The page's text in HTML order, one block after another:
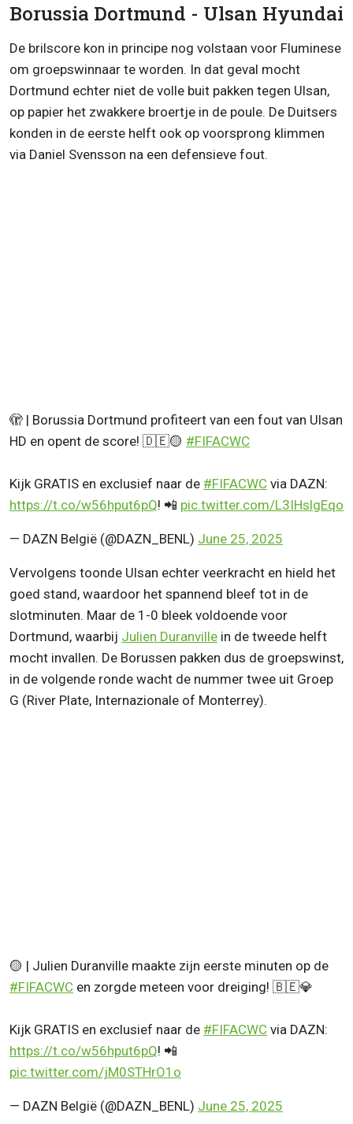
Borussia Dortmund - Ulsan Hyundai
De brilscore kon in principe nog volstaan voor Fluminese
om groepswinnaar te worden. In dat geval mocht
Dortmund echter niet de volle buit pakken tegen Ulsan,
op papier het zwakkere broertje in de poule. De Duitsers
konden in de eerste helft ook op voorsprong klimmen
via Daniel Svensson na een defensieve fout.
🫣 | Borussia Dortmund profiteert van een fout van Ulsan
HD en opent de score! 🇩🇪🟡 #FIFACWC
Kijk GRATIS en exclusief naar de #FIFACWC via DAZN:
https://t.co/w56hput6pQ! 📲 pic.twitter.com/L3IHslgEqo
— DAZN België (@DAZN_BENL) June 25, 2025
Vervolgens toonde Ulsan echter veerkracht en hield het
goed stand, waardoor het spannend bleef tot in de
slotminuten. Maar de 1-0 bleek voldoende voor
Dortmund, waarbij Julien Duranville in de tweede helft
mocht invallen. De Borussen pakken dus de groepswinst,
in de volgende ronde wacht de nummer twee uit Groep
G (River Plate, Internazionale of Monterrey).
🟡 | Julien Duranville maakte zijn eerste minuten op de
#FIFACWC en zorgde meteen voor dreiging! 🇧🇪💎
Kijk GRATIS en exclusief naar de #FIFACWC via DAZN:
https://t.co/w56hput6pQ! 📲
pic.twitter.com/jM0STHrO1o
— DAZN België (@DAZN_BENL) June 25, 2025